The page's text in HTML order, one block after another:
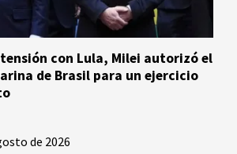
con Lula, Milei autorizó el
de Brasil para un ejercicio
de 2026